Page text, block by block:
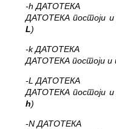
-h ДАТОТЕКА
ДАТОТЕКА постоји и
L)
-k ДАТОТЕКА
ДАТОТЕКА постоји и
-L ДАТОТЕКА
ДАТОТЕКА постоји и
h)
-N ДАТОТЕКА